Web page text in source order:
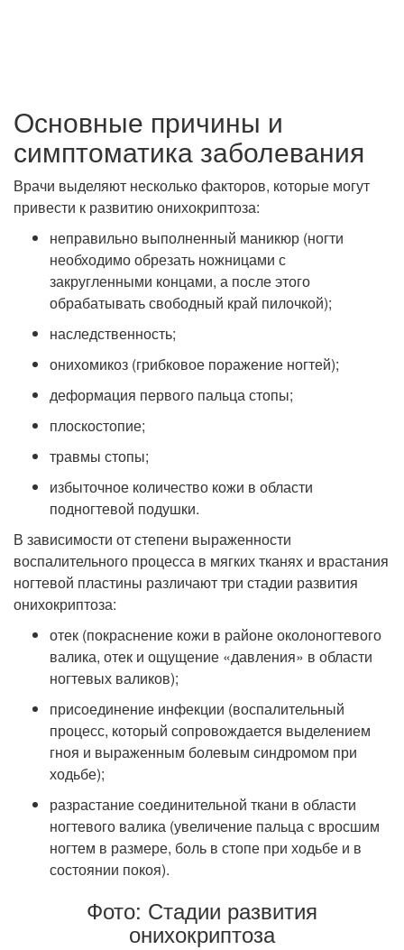
Основные причины и
симптоматика заболевания
Врачи выделяют несколько факторов, которые могут
привести к развитию онихокриптоза:
неправильно выполненный маникюр (ногти
необходимо обрезать ножницами с
закругленными концами, а после этого
обрабатывать свободный край пилочкой);
наследственность;
онихомикоз (грибковое поражение ногтей);
деформация первого пальца стопы;
плоскостопие;
травмы стопы;
избыточное количество кожи в области
подногтевой подушки.
В зависимости от степени выраженности
воспалительного процесса в мягких тканях и врастания
ногтевой пластины различают три стадии развития
онихокриптоза:
отек (покраснение кожи в районе околоногтевого
валика, отек и ощущение «давления» в области
ногтевых валиков);
присоединение инфекции (воспалительный
процесс, который сопровождается выделением
гноя и выраженным болевым синдромом при
ходьбе);
разрастание соединительной ткани в области
ногтевого валика (увеличение пальца с вросшим
ногтем в размере, боль в стопе при ходьбе и в
состоянии покоя).
Фото: Стадии развития
онихокриптоза